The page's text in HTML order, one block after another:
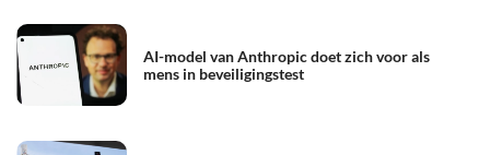
AI-model van Anthropic doet zich voor als
mens in beveiligingstest